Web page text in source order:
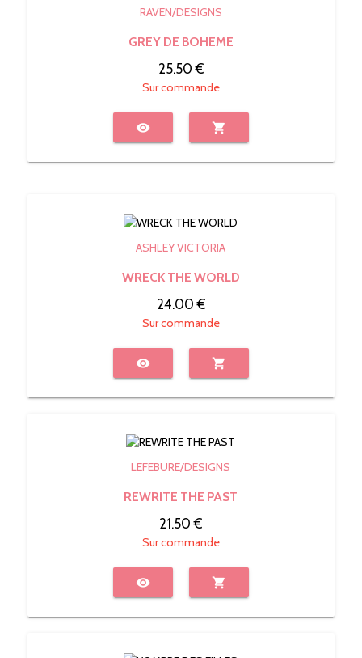
RAVEN/DESIGNS
GREY DE BOHEME
25.50 €
Sur commande
visibility shopping_cart
ASHLEY VICTORIA
WRECK THE WORLD
24.00 €
Sur commande
visibility shopping_cart
LEFEBURE/DESIGNS
REWRITE THE PAST
21.50 €
Sur commande
visibility shopping_cart